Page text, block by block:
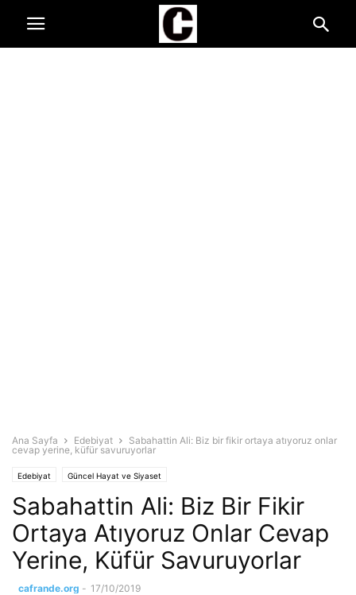
Ana Sayfa Edebiyat
Sabahattin Ali: Biz bir fikir ortaya atıyoruz onlar
cevap yerine, küfür savuruyorlar
Edebiyat Güncel Hayat ve Siyaset
Sabahattin Ali: Biz Bir Fikir
Ortaya Atıyoruz Onlar Cevap
Yerine, Küfür Savuruyorlar
cafrande.org - 17/10/2019